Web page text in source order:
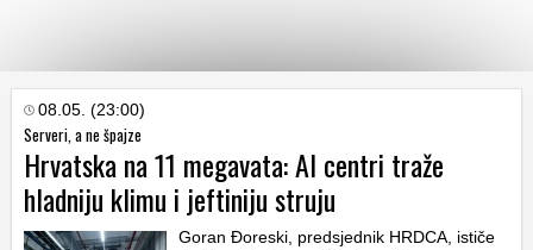
KATEGORIJE
HRVATSKI
WEB
08.05. (23:00)
Serveri, a ne špajze
Hrvatska na 11 megavata: AI centri traže
hladniju klimu i jeftiniju struju
Goran Đoreski, predsjednik HRDCA, ističe